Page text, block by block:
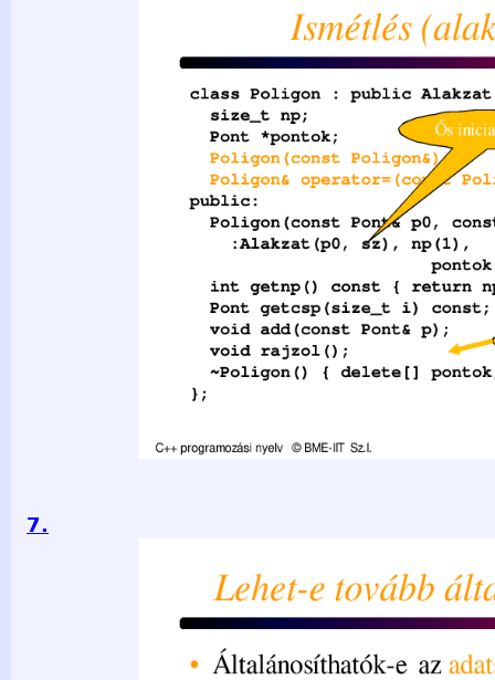
*pontok; Poligon(const Poligon&); Ne legyen Poligon&
használható public: Poligon(const Pont& p0, const Szin sz)
pontok(new Pont[np-1] {} int getnp() const { return np; }
C++ programozási nyelv © BME-IIT Sz.I. 2021.03.29. - 6-
7.
első példán is észrevettük, hogy bizonyos adatszerkezetek
független a tárolt adattól. Lehet pl. adatfüggetlen tömböt
Általánosíthatók-e az algoritmusok? Lehet pl.